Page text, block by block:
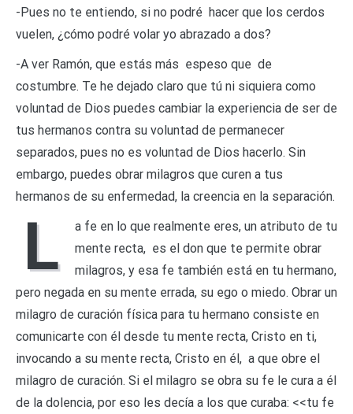
-Pues no te entiendo, si no podré hacer que los cerdos
vuelen, ¿cómo podré volar yo abrazado a dos?
-A ver Ramón, que estás más espeso que de
costumbre. Te he dejado claro que tú ni siquiera como
voluntad de Dios puedes cambiar la experiencia de ser de
tus hermanos contra su voluntad de permanecer
separados, pues no es voluntad de Dios hacerlo. Sin
embargo, puedes obrar milagros que curen a tus
hermanos de su enfermedad, la creencia en la separación.
L
a fe en lo que realmente eres, un atributo de tu
mente recta, es el don que te permite obrar
milagros, y esa fe también está en tu hermano,
pero negada en su mente errada, su ego o miedo. Obrar un
milagro de curación física para tu hermano consiste en
comunicarte con él desde tu mente recta, Cristo en ti,
invocando a su mente recta, Cristo en él, a que obre el
milagro de curación. Si el milagro se obra su fe le cura a él
de la dolencia, por eso les decía a los que curaba: <<tu fe